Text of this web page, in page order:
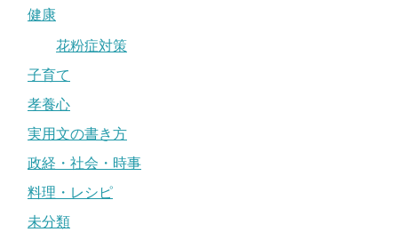
健康
花粉症対策
子育て
孝養心
実用文の書き方
政経・社会・時事
料理・レシピ
未分類